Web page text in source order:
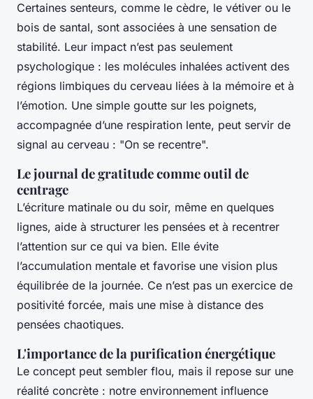
Certaines senteurs, comme le cèdre, le vétiver ou le
bois de santal, sont associées à une sensation de
stabilité. Leur impact n’est pas seulement
psychologique : les molécules inhalées activent des
régions limbiques du cerveau liées à la mémoire et à
l’émotion. Une simple goutte sur les poignets,
accompagnée d’une respiration lente, peut servir de
signal au cerveau : "On se recentre".
Le journal de gratitude comme outil de
centrage
L’écriture matinale ou du soir, même en quelques
lignes, aide à structurer les pensées et à recentrer
l’attention sur ce qui va bien. Elle évite
l’accumulation mentale et favorise une vision plus
équilibrée de la journée. Ce n’est pas un exercice de
positivité forcée, mais une mise à distance des
pensées chaotiques.
L'importance de la purification énergétique
Le concept peut sembler flou, mais il repose sur une
réalité concrète : notre environnement influence